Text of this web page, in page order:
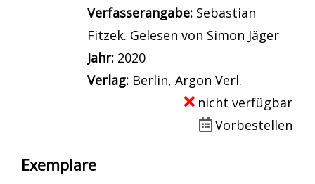
Verfasserangabe: Sebastian
Fitzek. Gelesen von Simon Jäger
Jahr: 2020
Verlag: Berlin, Argon Verl.
nicht verfügbar
Vorbestellen
Exemplare